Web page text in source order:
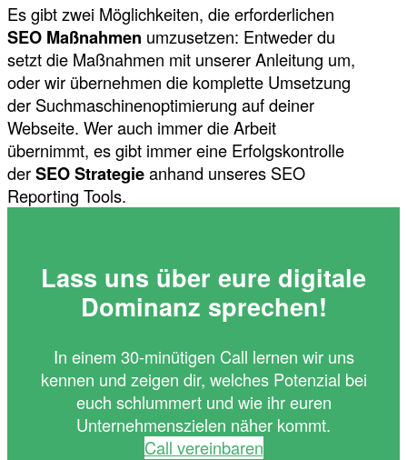
Es gibt zwei Möglichkeiten, die erforderlichen
SEO Maßnahmen umzusetzen: Entweder du
setzt die Maßnahmen mit unserer Anleitung um,
oder wir übernehmen die komplette Umsetzung
der Suchmaschinenoptimierung auf deiner
Webseite. Wer auch immer die Arbeit
übernimmt, es gibt immer eine Erfolgskontrolle
derSEO Strategieanhand unseres SEO
Reporting Tools.
Lass uns über eure digitale
Dominanz sprechen!
In einem 30-minütigen Call lernen wir uns
kennen und zeigen dir, welches Potenzial bei
euch schlummert und wie ihr euren
Unternehmenszielen näher kommt.
Call vereinbaren